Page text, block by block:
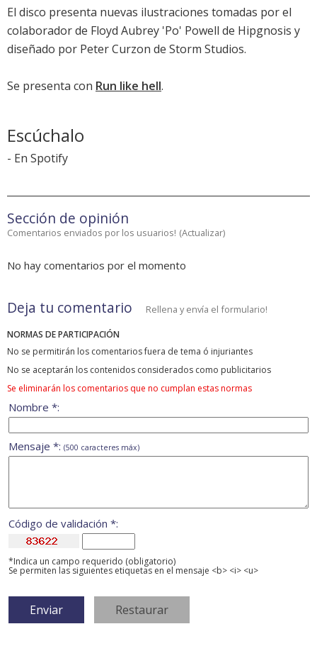
El disco presenta nuevas ilustraciones tomadas por el
colaborador de Floyd Aubrey 'Po' Powell de Hipgnosis y
diseñado por Peter Curzon de Storm Studios.
Se presenta con Run like hell.
Escúchalo
- En Spotify
Sección de opinión
Comentarios enviados por los usuarios! (Actualizar)
No hay comentarios por el momento
Deja tu comentario Rellena y envía el formulario!
NORMAS DE PARTICIPACIÓN
No se permitirán los comentarios fuera de tema ó injuriantes
No se aceptarán los contenidos considerados como publicitarios
Se eliminarán los comentarios que no cumplan estas normas
Nombre *:
Mensaje *: (500 caracteres máx)
Código de validación *:
*Indica un campo requerido (obligatorio)
Se permiten las siguientes etiquetas en el mensaje <b> <i> <u>